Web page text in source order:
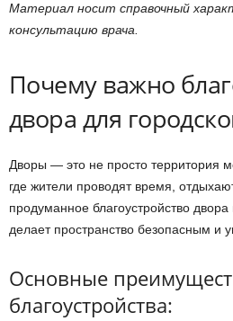
Материал носит справочный
консультацию врача.
Почему важно
двора для
Дворы — это не просто территория
где жители проводят время,
продуманное благоустройство
делает пространство безопасным и
Основные
благоустройства: